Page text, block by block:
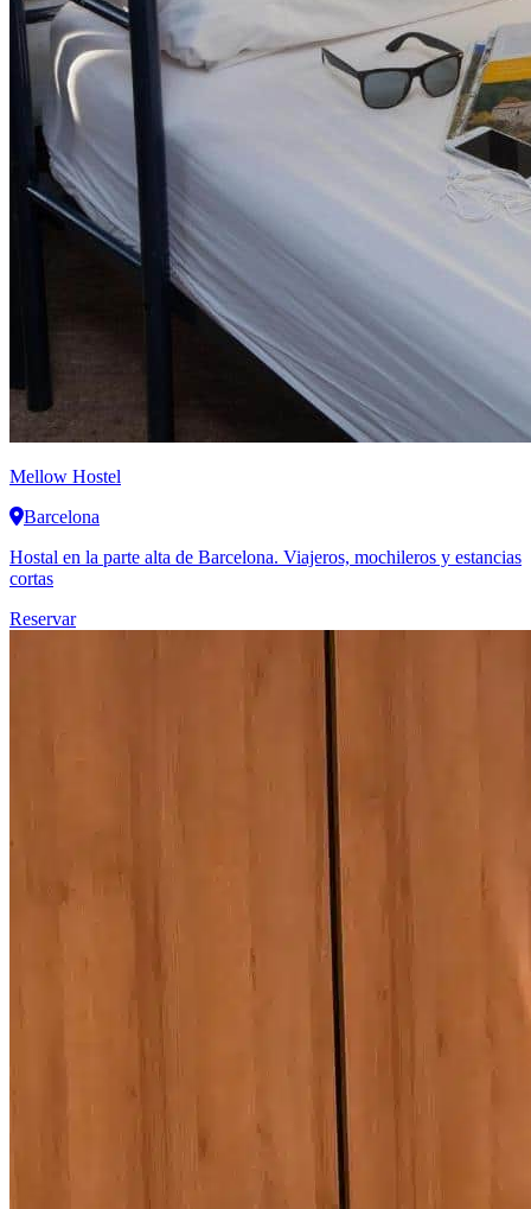
Mellow Hostel
Barcelona
Hostal en la parte alta de Barcelona. Viajeros, mochileros y estancias
cortas
Reservar